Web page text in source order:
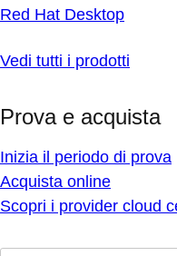
Red Hat Desktop
Vedi tutti i prodotti
Prova e acquista
Inizia il periodo di prova
Acquista online
Scopri i provider cloud